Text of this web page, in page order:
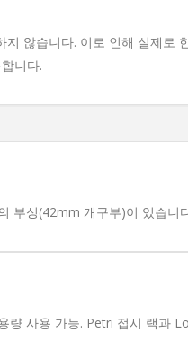
않습니다. 이로 인해 실제
니다.
부싱(42mm 개구부)이 있습니
량 사용 가능. Petri 접시 랙과